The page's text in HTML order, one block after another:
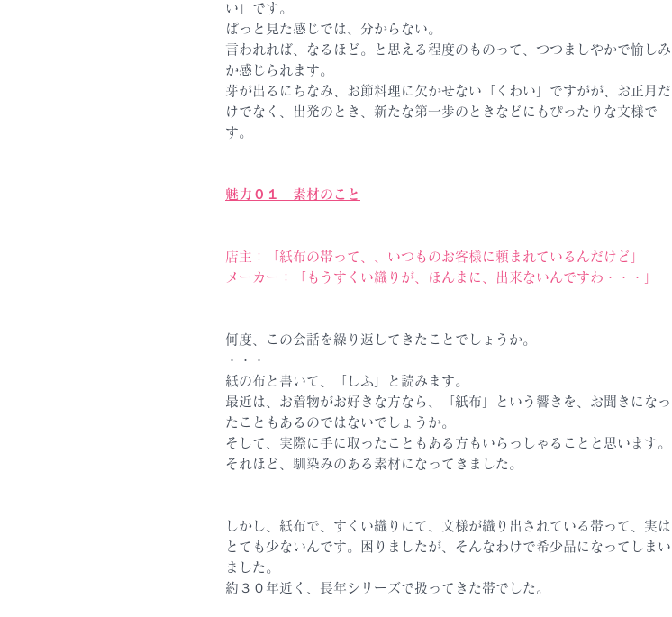
い」です。
ぱっと見た感じでは、分からない。
言われれば、なるほど。と思える程度のものって、つつましやかで愉しみ
か感じられます。
芽が出るにちなみ、お節料理に欠かせない「くわい」ですがが、お正月だ
けでなく、出発のとき、新たな第一歩のときなどにもぴったりな文様で
す。
魅力０１ 素材のこと
店主：「紙布の帯って、、いつものお客様に頼まれているんだけど」
メーカー：「もうすくい織りが、ほんまに、出来ないんですわ・・・」
何度、この会話を繰り返してきたことでしょうか。
・・・
紙の布と書いて、「しふ」と読みます。
最近は、お着物がお好きな方なら、「紙布」という響きを、お聞きになっ
たこともあるのではないでしょうか。
そして、実際に手に取ったこともある方もいらっしゃることと思います。
それほど、馴染みのある素材になってきました。
しかし、紙布で、すくい織りにて、文様が織り出されている帯って、実は
とても少ないんです。困りましたが、そんなわけで希少品になってしまい
ました。
約３０年近く、長年シリーズで扱ってきた帯でした。